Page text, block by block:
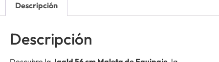
Descripción
Descripción